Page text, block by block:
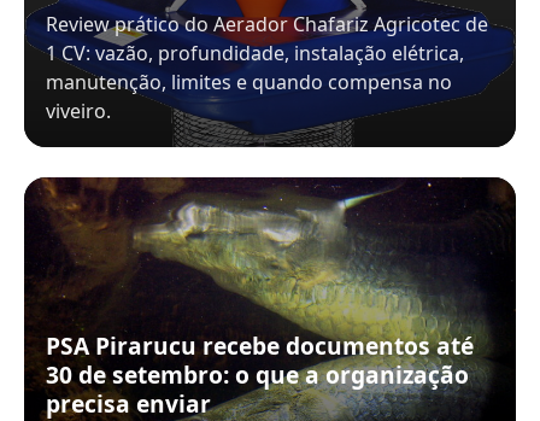
Review prático do Aerador Chafariz Agricotec de
1 CV: vazão, profundidade, instalação elétrica,
manutenção, limites e quando compensa no
viveiro.
PSA Pirarucu recebe documentos até
30 de setembro: o que a organização
precisa enviar